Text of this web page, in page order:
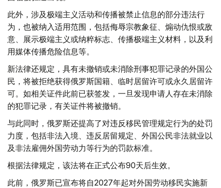
此外，涉及极端主义活动和传播被禁止信息的部分违法行
为，也被纳入适用范围，包括侮辱宗教象征、煽动仇恨或敌
意、展示极端主义或纳粹标志、传播极端主义材料，以及利
用媒体传播危险信息等。
新法律还规定，具有未撤销或未消除刑事犯罪记录的外国公
民，将被拒绝获得俄罗斯国籍、临时居留许可或永久居留许
可。如相关证件此前已获签发，一旦发现申请人存在未消除
的犯罪记录，有关证件将被撤销。
与此同时，俄罗斯还提高了对违反移民管理规定行为的处罚
力度，包括非法入境、违反居留规定、外国公民非法就业以
及非法雇佣外国劳动力等行为的罚款标准。
根据法律规定，该法将在正式公布90天后生效。
此前，俄罗斯已宣布将自2027年起对外国劳动移民实施新